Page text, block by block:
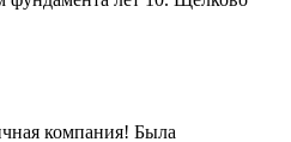
компания! Была